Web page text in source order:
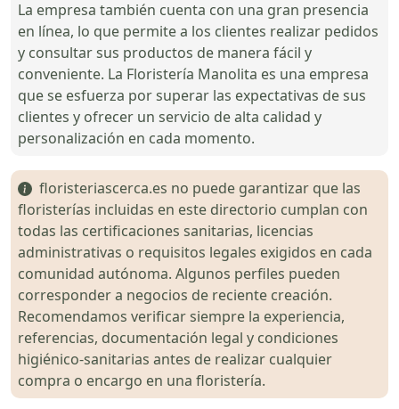
La empresa también cuenta con una gran presencia
en línea, lo que permite a los clientes realizar pedidos
y consultar sus productos de manera fácil y
conveniente. La Floristería Manolita es una empresa
que se esfuerza por superar las expectativas de sus
clientes y ofrecer un servicio de alta calidad y
personalización en cada momento.
floristeriascerca.es no puede garantizar que las
floristerías incluidas en este directorio cumplan con
todas las certificaciones sanitarias, licencias
administrativas o requisitos legales exigidos en cada
comunidad autónoma. Algunos perfiles pueden
corresponder a negocios de reciente creación.
Recomendamos verificar siempre la experiencia,
referencias, documentación legal y condiciones
higiénico-sanitarias antes de realizar cualquier
compra o encargo en una floristería.